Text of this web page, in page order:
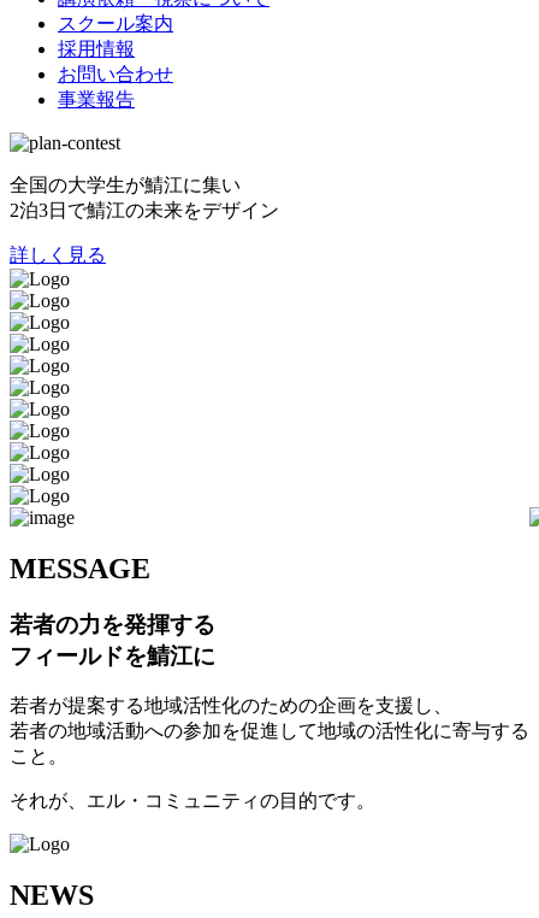
スクール案内
採用情報
お問い合わせ
事業報告
全国の大学生が鯖江に集い
2泊3日で鯖江の未来をデザイン
詳しく見る
MESSAGE
若者の力を発揮する
フィールドを鯖江に
若者が提案する地域活性化のための企画を支援し、
若者の地域活動への参加を促進して地域の活性化に寄与する
こと。
それが、エル・コミュニティの目的です。
NEWS